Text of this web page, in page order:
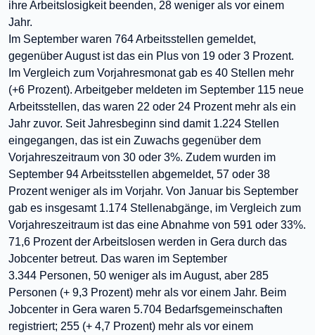
ihre Arbeitslosigkeit beenden, 28 weniger als vor einem
Jahr.
Im September waren 764 Arbeitsstellen gemeldet,
gegenüber August ist das ein Plus von 19 oder 3 Prozent.
Im Vergleich zum Vorjahresmonat gab es 40 Stellen mehr
(+6 Prozent). Arbeitgeber meldeten im September 115 neue
Arbeitsstellen, das waren 22 oder 24 Prozent mehr als ein
Jahr zuvor. Seit Jahresbeginn sind damit 1.224 Stellen
eingegangen, das ist ein Zuwachs gegenüber dem
Vorjahreszeitraum von 30 oder 3%. Zudem wurden im
September 94 Arbeitsstellen abgemeldet, 57 oder 38
Prozent weniger als im Vorjahr. Von Januar bis September
gab es insgesamt 1.174 Stellenabgänge, im Vergleich zum
Vorjahreszeitraum ist das eine Abnahme von 591 oder 33%.
71,6 Prozent der Arbeitslosen werden in Gera durch das
Jobcenter betreut. Das waren im September
3.344 Personen, 50 weniger als im August, aber 285
Personen (+ 9,3 Prozent) mehr als vor einem Jahr. Beim
Jobcenter in Gera waren 5.704 Bedarfsgemeinschaften
registriert; 255 (+ 4,7 Prozent) mehr als vor einem